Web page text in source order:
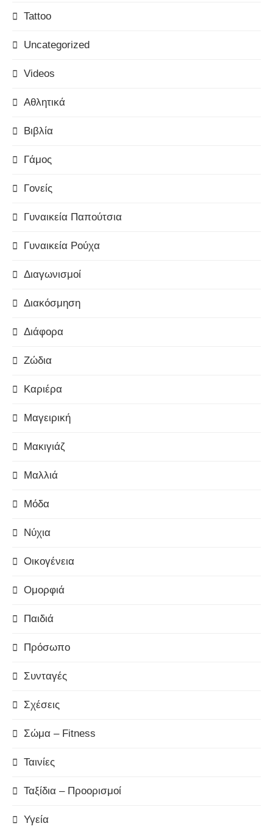
Tattoo
Uncategorized
Videos
Αθλητικά
Βιβλία
Γάμος
Γονείς
Γυναικεία Παπούτσια
Γυναικεία Ρούχα
Διαγωνισμοί
Διακόσμηση
Διάφορα
Ζώδια
Καριέρα
Μαγειρική
Μακιγιάζ
Μαλλιά
Μόδα
Νύχια
Οικογένεια
Ομορφιά
Παιδιά
Πρόσωπο
Συνταγές
Σχέσεις
Σώμα – Fitness
Ταινίες
Ταξίδια – Προορισμοί
Υγεία